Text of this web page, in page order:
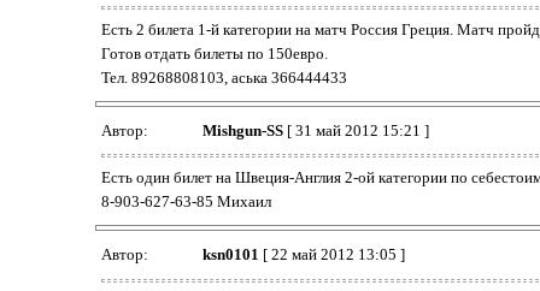
Есть 2 билета 1-й категории на матч Россия Греция. Матч
Готов отдать билеты по 150евро.
Тел. 89268808103, аська 366444433
Автор: Mishgun-SS[ 31 май 2012 15:21 ]
Есть один билет на Швеция-Англия 2-ой категории по
8-903-627-63-85 Михаил
Автор: ksn0101 [ 22 май 2012 13:05 ]